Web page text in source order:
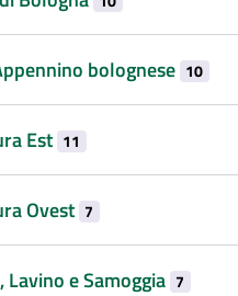
bolognese 10
Est 11
Ovest 7
e Samoggia 7